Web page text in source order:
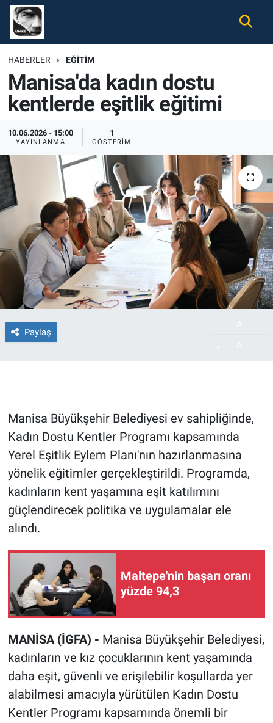
HABERLER EĞITIM
Manisa'da kadın dostu
kentlerde eşitlik eğitimi
10.06.2026 - 15:00
YAYINLANMA
1
GÖSTERIM
Paylaş
Manisa Büyükşehir Belediyesi ev sahipliğinde,
Kadın Dostu Kentler Programı kapsamında
Yerel Eşitlik Eylem Planı'nın hazırlanmasına
yönelik eğitimler gerçekleştirildi. Programda,
kadınların kent yaşamına eşit katılımını
güçlendirecek politika ve uygulamalar ele
alındı.
Maltepe'nin başarı oranı
yüzde 94,3
MANİSA (İGFA) - Manisa Büyükşehir Belediyesi,
kadınların ve kız çocuklarının kent yaşamında
daha eşit, güvenli ve erişilebilir koşullarda yer
alabilmesi amacıyla yürütülen Kadın Dostu
Kentler Programı kapsamında önemli bir
Gündem
Ekonomi
Spor
Magazin
Tüm Haberler
İletişim
Künye
Nöbetçi Eczaneler
Hava Durumu
Namaz Vakitleri
Trafik Durumu
Süper Lig Puan Durumu ve Fikstür
Tüm Manşetler
Son Dakika Haberleri
Haber Arşivi